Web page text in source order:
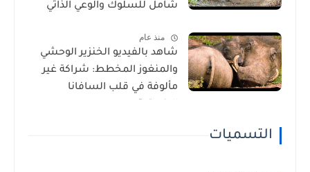
شامل للسلوك والوعي الذاتي
منذ عام
شاهد بالفيديو الخنزير الوحشي
والمنغوز المخطط: شراكة غير
مألوفة في قلب السافانا
التسميات